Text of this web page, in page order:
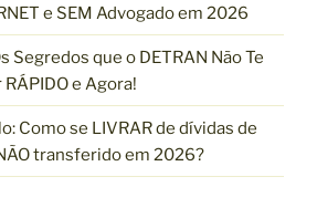
e SEM Advogado em 2026
Segredos que o DETRAN Não Te
RÁPIDO e Agora!
Como se LIVRAR de dívidas de
transferido em 2026?